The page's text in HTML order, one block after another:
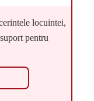
locuintei,
pentru